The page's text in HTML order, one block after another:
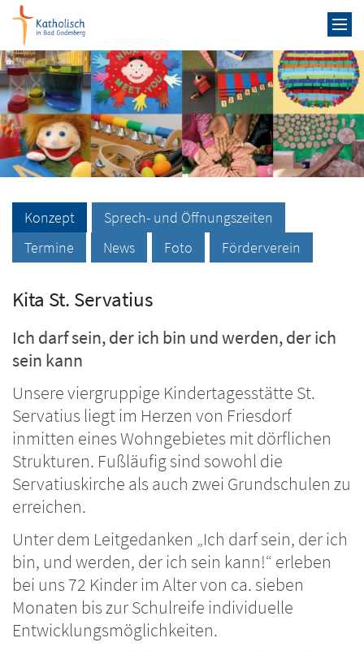
Zum Inhalt springen
Konzept
Sprech- und Öffnungszeiten
Termine
News Foto Förderverein
Kita St. Servatius
Ich darf sein, der ich bin und werden, der ich
sein kann
Unsere viergruppige Kindertagesstätte St.
Servatius liegt im Herzen von Friesdorf
inmitten eines Wohngebietes mit dörflichen
Strukturen. Fußläufig sind sowohl die
Servatiuskirche als auch zwei Grundschulen zu
erreichen.
Unter dem Leitgedanken „Ich darf sein, der ich
bin, und werden, der ich sein kann!“ erleben
bei uns 72 Kinder im Alter von ca. sieben
Monaten bis zur Schulreife individuelle
Entwicklungsmöglichkeiten.